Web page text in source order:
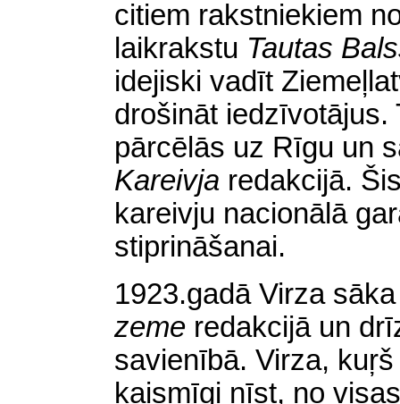
citiem rakstniekiem
laikrakstu Tautas
idejiski vadīt
drošināt iedzīvotājus.
pārcēlās uz Rīgu un
Kareivja redakcijā.
kareivju nacionālā
stiprināšanai.
1923.gadā Virza
zeme redakcijā un
savienībā. Virza,
kaismīgi nīst, no